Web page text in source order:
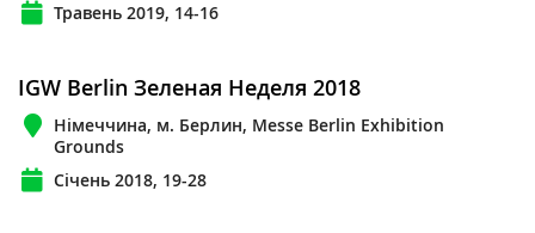
Травень 2019, 14-16
IGW Berlin Зеленая Неделя 2018
Німеччина, м. Берлин, Messe Berlin Exhibition
Grounds
Січень 2018, 19-28